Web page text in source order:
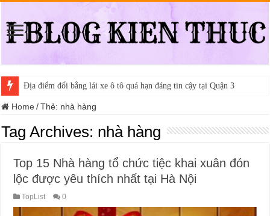
Địa điểm đổi bằng lái xe ô tô quá hạn đáng tin cậy tại Quận 3
Home / Thẻ: nhà hàng
Tag Archives: nhà hàng
Top 15 Nhà hàng tổ chức tiệc khai xuân đón
lộc được yêu thích nhất tại Hà Nội
TopList 0